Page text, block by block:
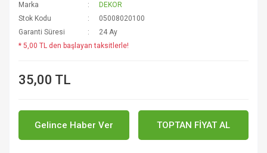
Marka
DEKOR
Stok Kodu
05008020100
Garanti Süresi
24 Ay
* 5,00 TL den başlayan taksitlerle!
35,00 TL
Gelince Haber Ver TOPTAN FİYAT AL